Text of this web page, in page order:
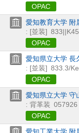
OPAC
愛知教育大学 附
: [並装] 833||K45
OPAC
愛知県立大学 長
: [並装] 833.3/
OPAC
愛知県立大学 守
: 背革装 057926
OPAC
愛知工業大学 附